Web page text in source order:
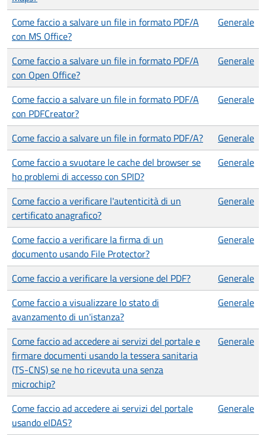
Come faccio a salvare un file in formato PDF/A
con MS Office?
Generale
Come faccio a salvare un file in formato PDF/A
con Open Office?
Generale
Come faccio a salvare un file in formato PDF/A
con PDFCreator?
Generale
Come faccio a salvare un file in formato PDF/A?
Generale
Come faccio a svuotare le cache del browser se
ho problemi di accesso con SPID?
Generale
Come faccio a verificare l'autenticità di un
certificato anagrafico?
Generale
Come faccio a verificare la firma di un
documento usando File Protector?
Generale
Come faccio a verificare la versione del PDF?
Generale
Come faccio a visualizzare lo stato di
avanzamento di un'istanza?
Generale
Come faccio ad accedere ai servizi del portale e
firmare documenti usando la tessera sanitaria
(TS-CNS) se ne ho ricevuta una senza
microchip?
Generale
Come faccio ad accedere ai servizi del portale
usando eIDAS?
Generale